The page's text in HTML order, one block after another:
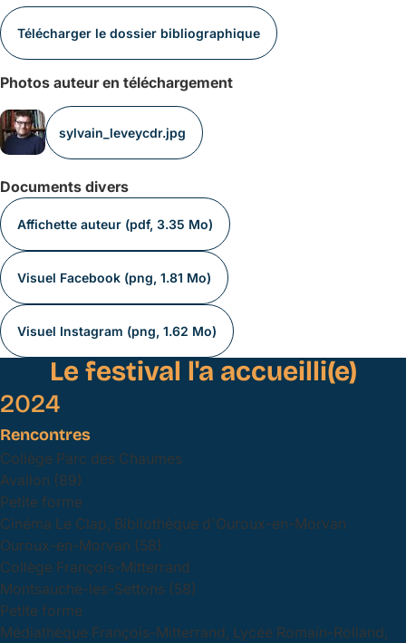
Télécharger le dossier bibliographique
Photos auteur en téléchargement
sylvain_leveycdr.jpg
Documents divers
Affichette auteur (pdf, 3.35 Mo)
Visuel Facebook (png, 1.81 Mo)
Visuel Instagram (png, 1.62 Mo)
Le festival l'a accueilli(e)
2024
Rencontres
Collège Parc des Chaumes
Avallon (89)
Petite forme
Cinéma Le Clap, Bibliothèque d'Ouroux-en-Morvan
Ouroux-en-Morvan (58)
Collège François-Mitterrand
Montsauche-les-Settons (58)
Petite forme
Médiathèque François-Mitterrand, Lycée Romain-Rolland,